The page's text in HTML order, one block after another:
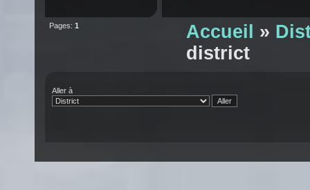
Pages: 1 Accueil »
district
Aller à